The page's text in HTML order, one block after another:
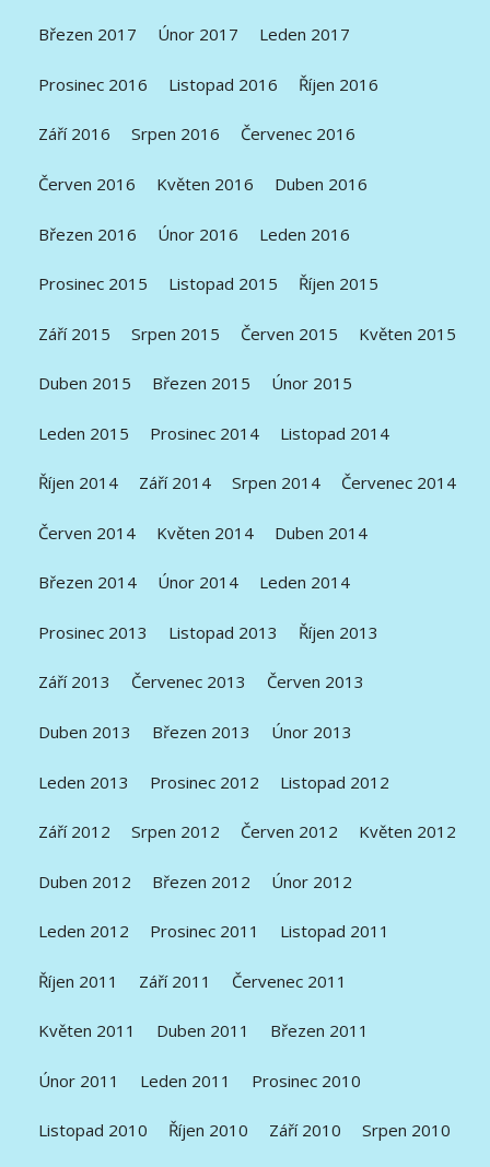
Březen 2017 Únor 2017 Leden 2017
Prosinec 2016 Listopad 2016 Říjen 2016
Září 2016 Srpen 2016 Červenec 2016
Červen 2016 Květen 2016 Duben 2016
Březen 2016 Únor 2016 Leden 2016
Prosinec 2015 Listopad 2015 Říjen 2015
Září 2015 Srpen 2015 Červen 2015 Květen 2015
Duben 2015 Březen 2015 Únor 2015
Leden 2015 Prosinec 2014 Listopad 2014
Říjen 2014 Září 2014 Srpen 2014 Červenec 2014
Červen 2014 Květen 2014 Duben 2014
Březen 2014 Únor 2014 Leden 2014
Prosinec 2013 Listopad 2013 Říjen 2013
Září 2013 Červenec 2013 Červen 2013
Duben 2013 Březen 2013 Únor 2013
Leden 2013 Prosinec 2012 Listopad 2012
Září 2012 Srpen 2012 Červen 2012 Květen 2012
Duben 2012 Březen 2012 Únor 2012
Leden 2012 Prosinec 2011 Listopad 2011
Říjen 2011 Září 2011 Červenec 2011
Květen 2011 Duben 2011 Březen 2011
Únor 2011 Leden 2011 Prosinec 2010
Listopad 2010 Říjen 2010 Září 2010 Srpen 2010